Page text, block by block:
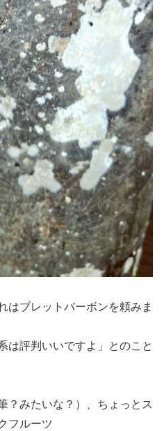
はブレットバーボンを頼みま
は評判いいですよ」とのこと
？みたいな？）、ちょっとス
フルーツ